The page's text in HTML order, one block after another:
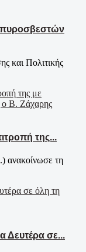
και Πολιτικής
της...
ανακοίνωσε τη
Δευτέρα σε...